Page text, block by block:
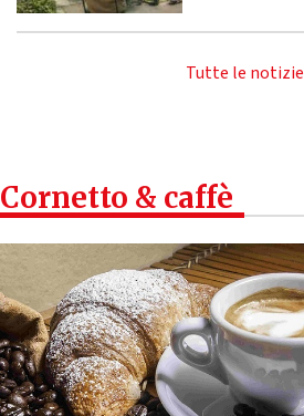
Tutte le notizie
Cornetto & caffè